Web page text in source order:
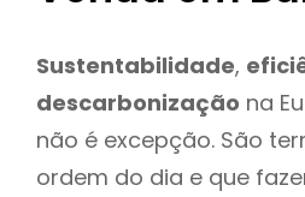
Sustentabilidade,
descarbonização na
não é excepção. São
ordem do dia e que